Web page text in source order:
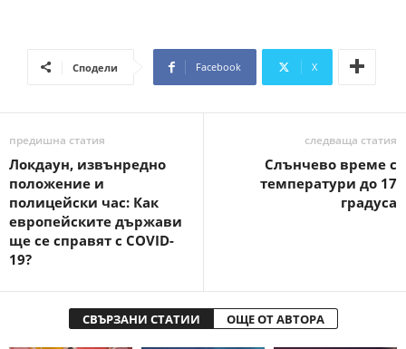
Сподели Facebook X
предишна статия
Локдаун, извънредно
положение и
полицейски час: Как
европейските държави
ще се справят с COVID-
19?
следваща статия
Слънчево време с
температури до 17
градуса
СВЪРЗАНИ СТАТИИ ОЩЕ ОТ АВТОРА